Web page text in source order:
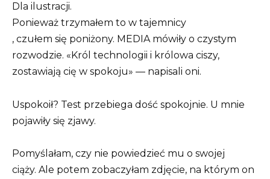
Dla ilustracji.
Ponieważ trzymałem to w tajemnicy
, czułem się poniżony. MEDIA mówiły o czystym
rozwodzie. «Król technologii i królowa ciszy,
zostawiają cię w spokoju» — napisali oni.
Uspokoił? Test przebiega dość spokojnie. U mnie
pojawiły się zjawy.
Pomyślałam, czy nie powiedzieć mu o swojej
ciąży. Ale potem zobaczyłam zdjęcie, na którym on